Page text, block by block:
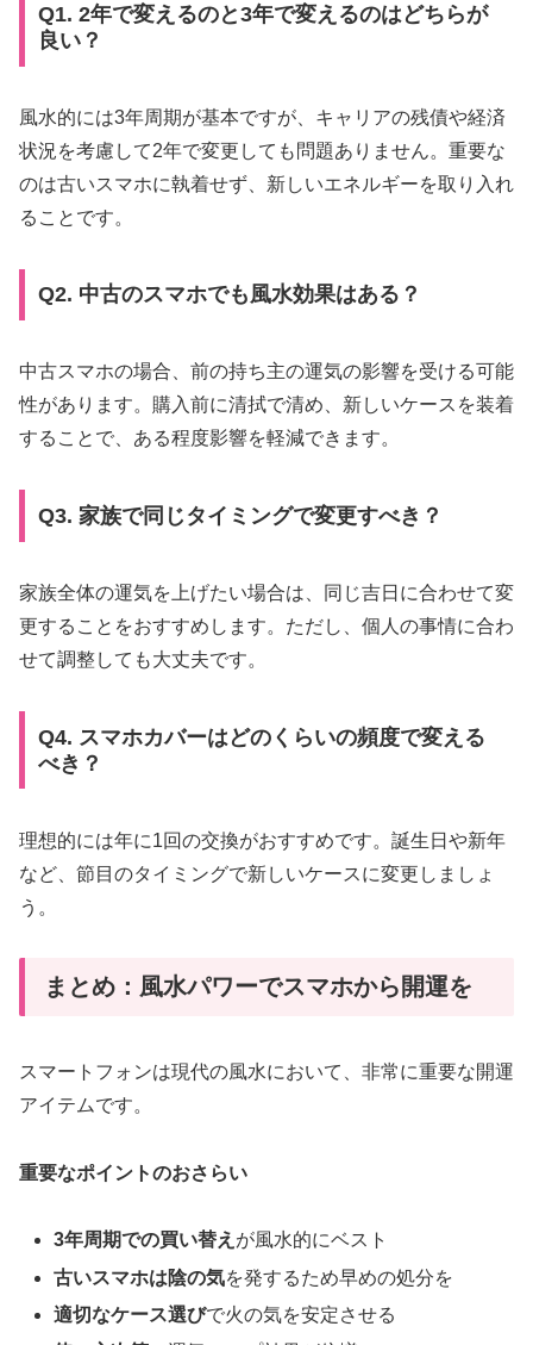
Q1. 2年で変えるのと3年で変えるのはどちらが
良い？
風水的には3年周期が基本ですが、キャリアの残債や経済
状況を考慮して2年で変更しても問題ありません。重要な
のは古いスマホに執着せず、新しいエネルギーを取り入れ
ることです。
Q2. 中古のスマホでも風水効果はある？
中古スマホの場合、前の持ち主の運気の影響を受ける可能
性があります。購入前に清拭で清め、新しいケースを装着
することで、ある程度影響を軽減できます。
Q3. 家族で同じタイミングで変更すべき？
家族全体の運気を上げたい場合は、同じ吉日に合わせて変
更することをおすすめします。ただし、個人の事情に合わ
せて調整しても大丈夫です。
Q4. スマホカバーはどのくらいの頻度で変える
べき？
理想的には年に1回の交換がおすすめです。誕生日や新年
など、節目のタイミングで新しいケースに変更しましょ
う。
まとめ：風水パワーでスマホから開運を
スマートフォンは現代の風水において、非常に重要な開運
アイテムです。
重要なポイントのおさらい
3年周期での買い替え が風水的にベスト
古いスマホは陰の気を発するため早めの処分を
適切なケース選びで火の気を安定させる